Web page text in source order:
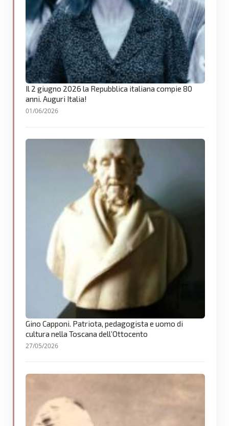
Il 2 giugno 2026 la Repubblica italiana compie 80
anni. Auguri Italia!
01/06/2026
Gino Capponi. Patriota, pedagogista e uomo di
cultura nella Toscana dell’Ottocento
27/05/2026